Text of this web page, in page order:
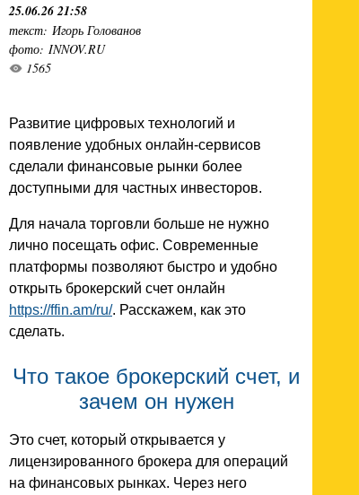
25.06.26 21:58
текст: Игорь Голованов
фото: INNOV.RU
1565
Развитие цифровых технологий и
появление удобных онлайн-сервисов
сделали финансовые рынки более
доступными для частных инвесторов.
Для начала торговли больше не нужно
лично посещать офис. Современные
платформы позволяют быстро и удобно
открыть брокерский счет онлайн
https://ffin.am/ru/. Расскажем, как это
сделать.
Что такое брокерский счет, и
зачем он нужен
Это счет, который открывается у
лицензированного брокера для операций
на финансовых рынках. Через него